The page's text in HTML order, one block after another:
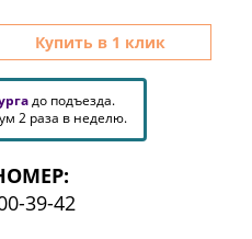
Купить в 1 клик
до подъезда.
2 раза в неделю.
39-42